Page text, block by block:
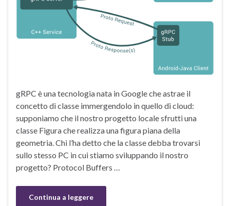
gRPC è una tecnologia nata in Google che astrae il
concetto di classe immergendolo in quello di cloud:
supponiamo che il nostro progetto locale sfrutti una
classe Figura che realizza una figura piana della
geometria. Chi l’ha detto che la classe debba trovarsi
sullo stesso PC in cui stiamo sviluppando il nostro
progetto? Protocol Buffers …
Continua a leggere